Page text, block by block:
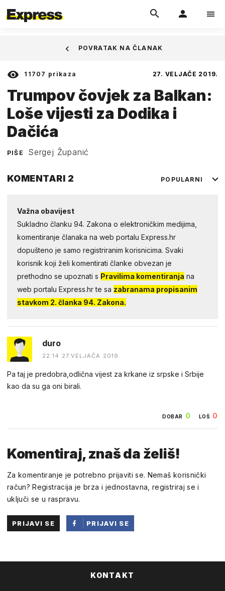
11707 prikaza 27. VELJAČE 2019.
Trumpov čovjek za Balkan:
Loše vijesti za Dodika i
Dačića
PIŠE Sergej Županić
POVRATAK NA ČLANAK
KOMENTARI 2 POPULARNI
Važna obavijest
Sukladno članku 94. Zakona o elektroničkim medijima,
komentiranje članaka na web portalu Express.hr
dopušteno je samo registriranim korisnicima. Svaki
korisnik koji želi komentirati članke obvezan je
prethodno se upoznati s Pravilima komentiranja na
web portalu Express.hr te sa zabranama propisanim
stavkom 2. članka 94. Zakona.
duro
22:14 27.VELJAČA 2019.
Pa taj je predobra,odlična vijest za krkane iz srpske i Srbije
kao da su ga oni birali.
DOBAR 0 LOŠ 0
Komentiraj, znaš da želiš!
Za komentiranje je potrebno prijaviti se. Nemaš korisnički
račun? Registracija je brza i jednostavna, registriraj se i
uključi se u raspravu.
PRIJAVI SE
PRIJAVI SE
KONTAKT